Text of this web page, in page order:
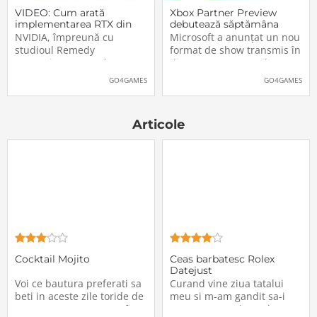
VIDEO: Cum arată
implementarea RTX din
Alan Wake II
NVIDIA, împreună cu
studioul Remedy
Entertainment, au lansat
un nou clip video dedicat
(Ray Tracing și DLSS) din
secvențele de mai jos,
GO4GAMES
Xbox Partner Preview
debutează săptămâna
aceasta. Când și unde va
putea fi vizionat
Microsoft a anunțat un nou
format de show transmis în
direct pe Internet: Xbox
Partner Preview, primul
difuzat chiar mâine, 25
cu 20:00 (ora României).
Show-ul va putea […]The
GO4GAMES
Articole
Cocktail Mojito
Voi ce bautura preferati sa
beti in aceste zile toride de
vara? Pentru ca, eu, sa fiu
Ceas barbatesc Rolex
Datejust
Curand vine ziua tatalui
meu si m-am gandit sa-i
cumpar un cadou valoros,